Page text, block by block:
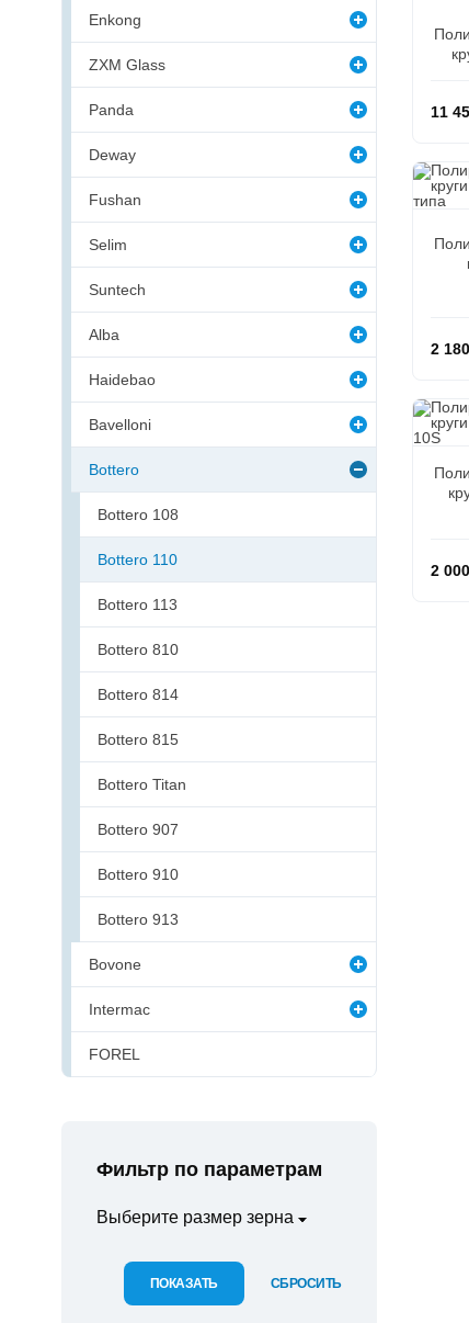
11
2
2
Enkong
ZXM Glass
Panda
Deway
Fushan
Selim
Suntech
Alba
Haidebao
Bavelloni
Bottero
Bottero 108
Bottero 110
Bottero 113
Bottero 810
Bottero 814
Bottero 815
Bottero Titan
Bottero 907
Bottero 910
Bottero 913
Bovone
Intermac
FOREL
Фильтр по параметрам
Выберите размер зерна
ПОКАЗАТЬ СБРОСИТЬ